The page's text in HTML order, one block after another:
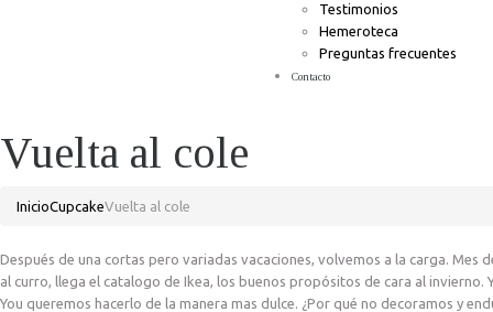
Testimonios
Hemeroteca
Preguntas frecuentes
Contacto
Vuelta al cole
InicioCupcakeVuelta al cole
Después de una cortas pero variadas vacaciones, volvemos a la carga. Mes
al curro, llega el catalogo de Ikea, los buenos propósitos de cara al invierno.
You queremos hacerlo de la manera mas dulce. ¿Por qué no decoramos y